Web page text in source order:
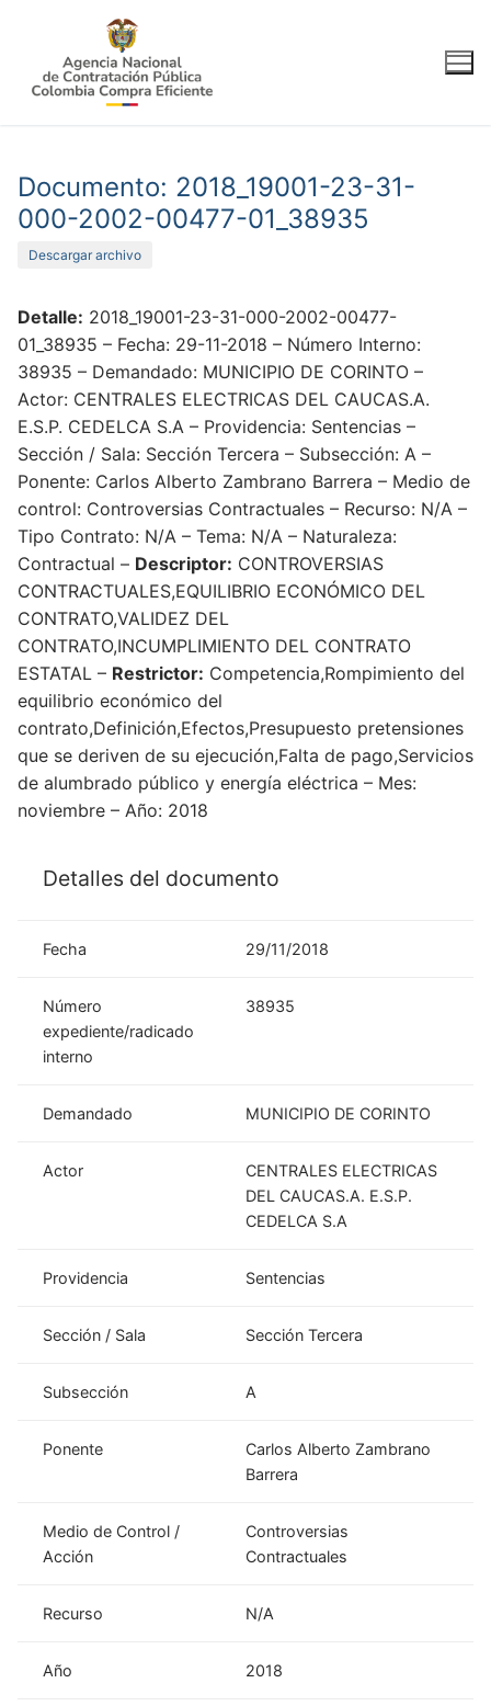
contenido
Documento: 2018_19001-23-31-
000-2002-00477-01_38935
Descargar archivo
Detalle: 2018_19001-23-31-000-2002-00477-
01_38935 – Fecha: 29-11-2018 – Número Interno:
38935 – Demandado: MUNICIPIO DE CORINTO –
Actor: CENTRALES ELECTRICAS DEL CAUCAS.A.
E.S.P. CEDELCA S.A – Providencia: Sentencias –
Sección / Sala: Sección Tercera – Subsección: A –
Ponente: Carlos Alberto Zambrano Barrera – Medio de
control: Controversias Contractuales – Recurso: N/A –
Tipo Contrato: N/A – Tema: N/A – Naturaleza:
Contractual – Descriptor: CONTROVERSIAS
CONTRACTUALES,EQUILIBRIO ECONÓMICO DEL
CONTRATO,VALIDEZ DEL
CONTRATO,INCUMPLIMIENTO DEL CONTRATO
ESTATAL – Restrictor: Competencia,Rompimiento del
equilibrio económico del
contrato,Definición,Efectos,Presupuesto pretensiones
que se deriven de su ejecución,Falta de pago,Servicios
de alumbrado público y energía eléctrica – Mes:
noviembre – Año: 2018
Detalles del documento
Fecha 29/11/2018
Número
expediente/radicado
interno
38935
Demandado MUNICIPIO DE CORINTO
Actor
CENTRALES ELECTRICAS
DEL CAUCAS.A. E.S.P.
CEDELCA S.A
Providencia Sentencias
Sección / Sala Sección Tercera
Subsección A
Ponente
Carlos Alberto Zambrano
Barrera
Medio de Control /
Acción
Controversias
Contractuales
Recurso N/A
Año 2018